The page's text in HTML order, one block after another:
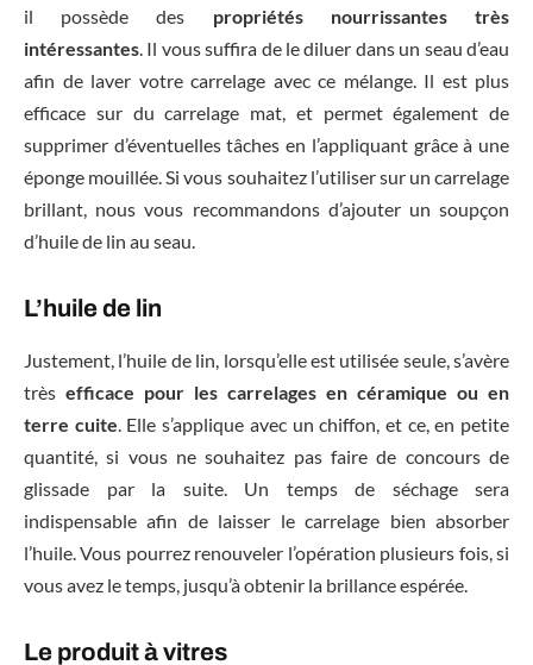
il possède des propriétés nourrissantes très
intéressantes. Il vous suffira de le diluer dans un seau d’eau
afin de laver votre carrelage avec ce mélange. Il est plus
efficace sur du carrelage mat, et permet également de
supprimer d’éventuelles tâches en l’appliquant grâce à une
éponge mouillée. Si vous souhaitez l’utiliser sur un carrelage
brillant, nous vous recommandons d’ajouter un soupçon
d’huile de lin au seau.
L’huile de lin
Justement, l’huile de lin, lorsqu’elle est utilisée seule, s’avère
très efficace pour les carrelages en céramique ou en
terre cuite. Elle s’applique avec un chiffon, et ce, en petite
quantité, si vous ne souhaitez pas faire de concours de
glissade par la suite. Un temps de séchage sera
indispensable afin de laisser le carrelage bien absorber
l’huile. Vous pourrez renouveler l’opération plusieurs fois, si
vous avez le temps, jusqu’à obtenir la brillance espérée.
Le produit à vitres